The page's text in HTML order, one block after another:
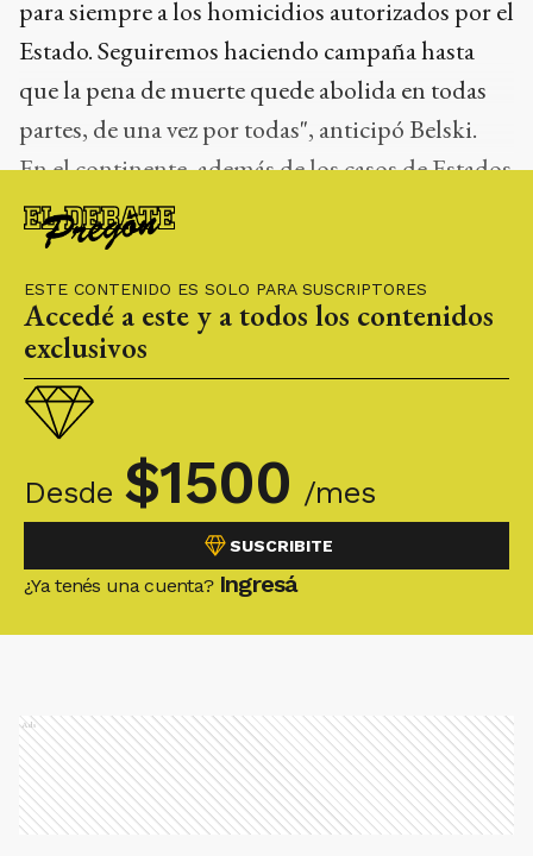
ESTE CONTENIDO ES SOLO PARA SUSCRIPTORES
Accedé a este y a todos los contenidos
exclusivos
Desde $1500 /mes
SUSCRIBITE
¿Ya tenés una cuenta? Ingresá
para siempre a los homicidios autorizados por el
Estado. Seguiremos haciendo campaña hasta
que la pena de muerte quede abolida en todas
partes, de una vez por todas", anticipó Belski.
En el continente, además de los casos de Estados
Unidos, únicamente Trinidad y Tobago
impuso condenas a muerte en 2020.
Ads